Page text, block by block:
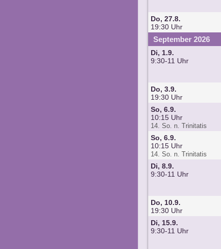
Do, 27.8.
19:30 Uhr
September 2026
Di, 1.9.
9:30-11 Uhr
Do, 3.9.
19:30 Uhr
So, 6.9.
10:15 Uhr
14. So. n. Trinitatis
So, 6.9.
10:15 Uhr
14. So. n. Trinitatis
Di, 8.9.
9:30-11 Uhr
Do, 10.9.
19:30 Uhr
Di, 15.9.
9:30-11 Uhr